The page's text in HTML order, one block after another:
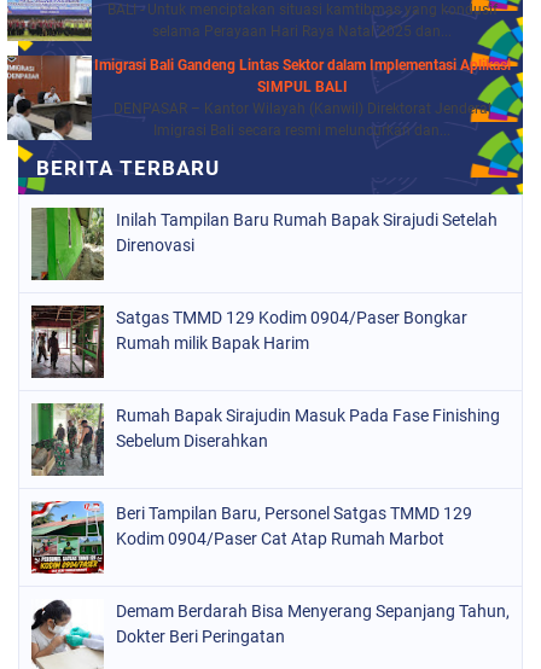
BALI - Untuk menciptakan situasi kamtibmas yang kondusif
selama Perayaan Hari Raya Natal 2025 dan...
Imigrasi Bali Gandeng Lintas Sektor dalam Implementasi Aplikasi
SIMPUL BALI
DENPASAR – Kantor Wilayah (Kanwil) Direktorat Jenderal
Imigrasi Bali secara resmi meluncurkan dan...
Inilah Tampilan Baru Rumah Bapak Sirajudi Setelah
Direnovasi
Satgas TMMD 129 Kodim 0904/Paser Bongkar
Rumah milik Bapak Harim
Rumah Bapak Sirajudin Masuk Pada Fase Finishing
Sebelum Diserahkan
Beri Tampilan Baru, Personel Satgas TMMD 129
Kodim 0904/Paser Cat Atap Rumah Marbot
Demam Berdarah Bisa Menyerang Sepanjang Tahun,
Dokter Beri Peringatan